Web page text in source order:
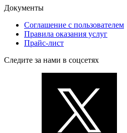
Документы
Соглашение с пользователем
Правила оказания услуг
Прайс-лист
Следите за нами в соцсетях